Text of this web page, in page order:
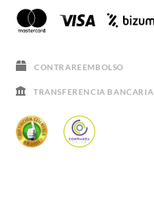
CONTRAREEMBOLSO
TRANSFERENCIA BANCARIA